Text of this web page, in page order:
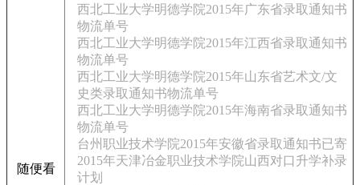
随便看
西北工业大学明德学院2015年广东省录取通知书
物流单号
西北工业大学明德学院2015年江西省录取通知书
物流单号
西北工业大学明德学院2015年山东省艺术文/文
史类录取通知书物流单号
西北工业大学明德学院2015年海南省录取通知书
物流单号
台州职业技术学院2015年安徽省录取通知书已寄
2015年天津冶金职业技术学院山西对口升学补录
计划